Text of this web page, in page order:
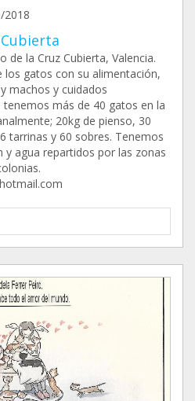
2018
de la Cruz Cubierta, Valencia.
los gatos con su alimentación,
machos y cuidados
más de 40 gatos en la
20kg de pienso, 30
tarrinas y 60 sobres. Tenemos
y agua repartidos por las zonas